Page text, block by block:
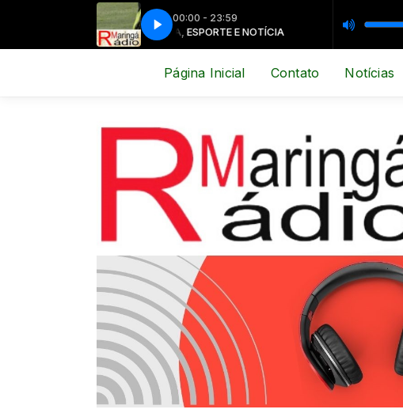
00:00 - 23:59
MÚSICA, ESPORTE E NOTÍCIA MÚSICA, ESPORTE E
Página Inicial Contato Notícias